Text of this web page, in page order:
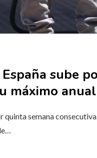
sube
máximo anual
quinta semana